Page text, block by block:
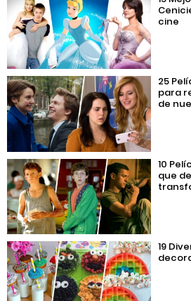
cine
25
para
de
10
que
19